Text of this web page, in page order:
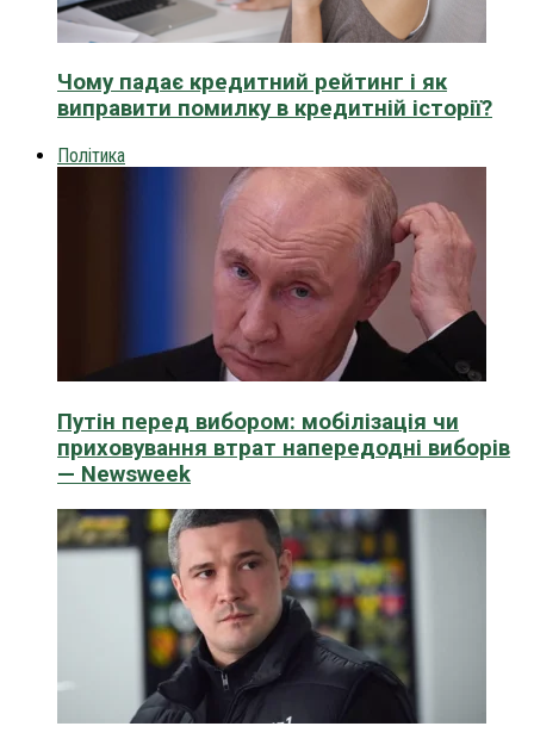
Чому падає кредитний рейтинг і як
виправити помилку в кредитній історії?
Політика
Путін перед вибором: мобілізація чи
приховування втрат напередодні виборів
— Newsweek